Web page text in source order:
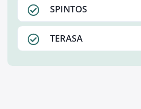
SPINTOS
TERASA